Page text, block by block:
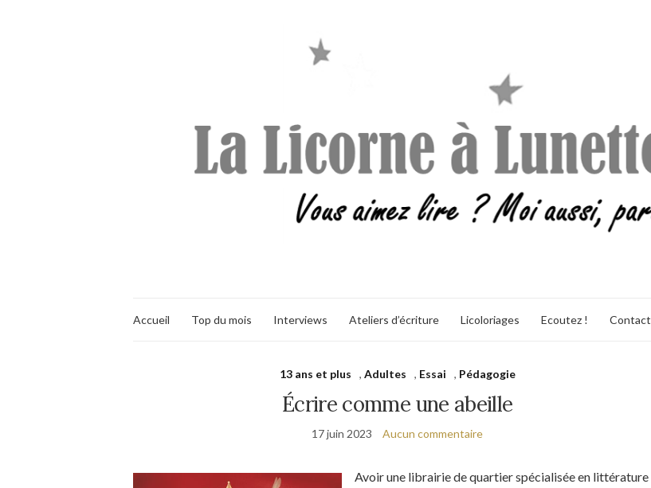
Accueil Top du mois Interviews Ateliers d’écriture Licoloriages Ecoutez ! Contact
13 ans et plus , Adultes , Essai , Pédagogie
Écrire comme une abeille
17 juin 2023 Aucun commentaire
Avoir une librairie de quartier spécialisée en littérature